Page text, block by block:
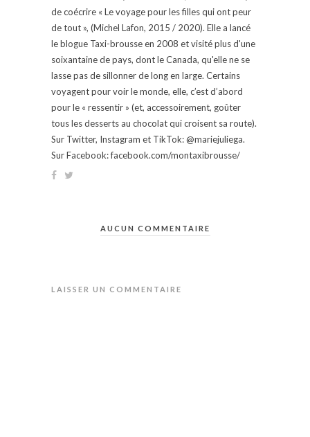
de coécrire « Le voyage pour les filles qui ont peur
de tout », (Michel Lafon, 2015 / 2020). Elle a lancé
le blogue Taxi-brousse en 2008 et visité plus d'une
soixantaine de pays, dont le Canada, qu'elle ne se
lasse pas de sillonner de long en large. Certains
voyagent pour voir le monde, elle, c’est d’abord
pour le « ressentir » (et, accessoirement, goûter
tous les desserts au chocolat qui croisent sa route).
Sur Twitter, Instagram et TikTok: @mariejuliega.
Sur Facebook: facebook.com/montaxibrousse/
AUCUN COMMENTAIRE
LAISSER UN COMMENTAIRE